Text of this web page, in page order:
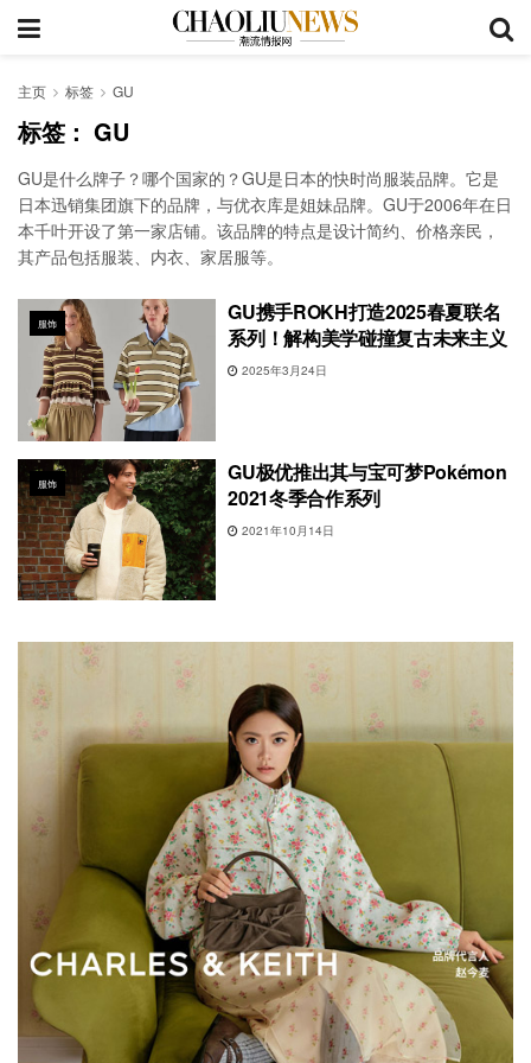
主页 标签 GU
标签：GU
GU是什么牌子？哪个国家的？GU是日本的快时尚服装品牌。它是
日本迅销集团旗下的品牌，与优衣库是姐妹品牌。GU于2006年在日
本千叶开设了第一家店铺。该品牌的特点是设计简约、价格亲民，
其产品包括服装、内衣、家居服等。
服饰
GU携手ROKH打造2025春夏联名
系列！解构美学碰撞复古未来主义
2025年3月24日
服饰
GU极优推出其与宝可梦Pokémon
2021冬季合作系列
2021年10月14日